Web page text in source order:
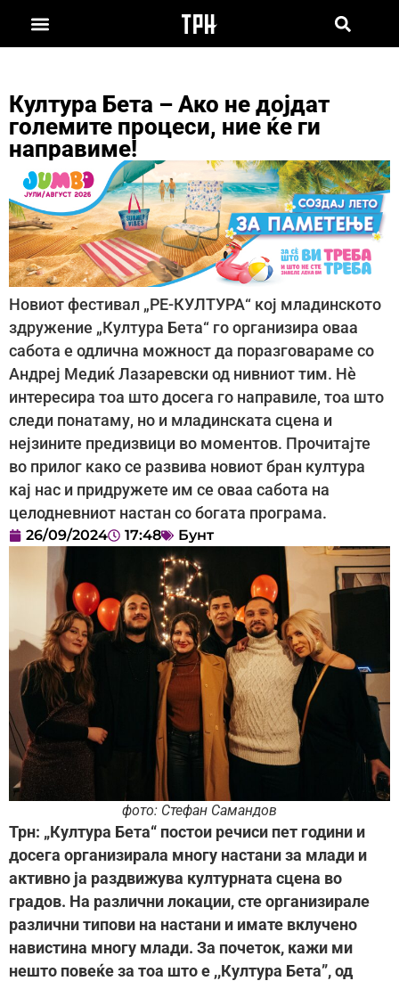
Култура Бета – Ако не дојдат
големите процеси, ние ќе ги
направиме!
Новиот фестивал „РЕ-КУЛТУРА“ кој младинското
здружение „Култура Бета“ го организира оваа
сабота е одлична можност да поразговараме со
Андреј Медиќ Лазаревски од нивниот тим. Нè
интересира тоа што досега го направиле, тоа што
следи понатаму, но и младинската сцена и
нејзините предизвици во моментов. Прочитајте
во прилог како се развива новиот бран култура
кај нас и придружете им се оваа сабота на
целодневниот настан со богата програма.
26/09/2024 17:48 Бунт
фото: Стефан Самандов
Трн: „Култура Бета“ постои речиси пет години и
досега организирала многу настани за млади и
активно ја раздвижува културната сцена во
градов. На различни локации, сте организирале
различни типови на настани и имате вклучено
навистина многу млади. За почеток, кажи ми
нешто повеќе за тоа што е ,,Култура Бета”, од